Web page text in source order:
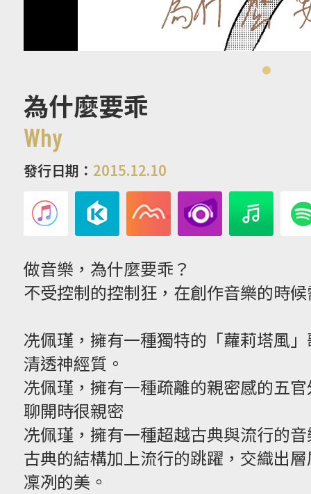
為什麼要乖
Why
發行日期： 2015.12.10
做音樂，為什麼要乖？
不受控制的控制狂，在創作音樂的時
冼佩瑾，擁有一種獨特的「蘿莉塔風
清透神經質。
冼佩瑾，擁有一種疏離的親密感的五
聊開時很親密
冼佩瑾，擁有一種超越古典與流行的
古典的結構加上流行的跳躍，交織出
凜冽的美。